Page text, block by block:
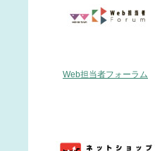
Web担当者フォーラム